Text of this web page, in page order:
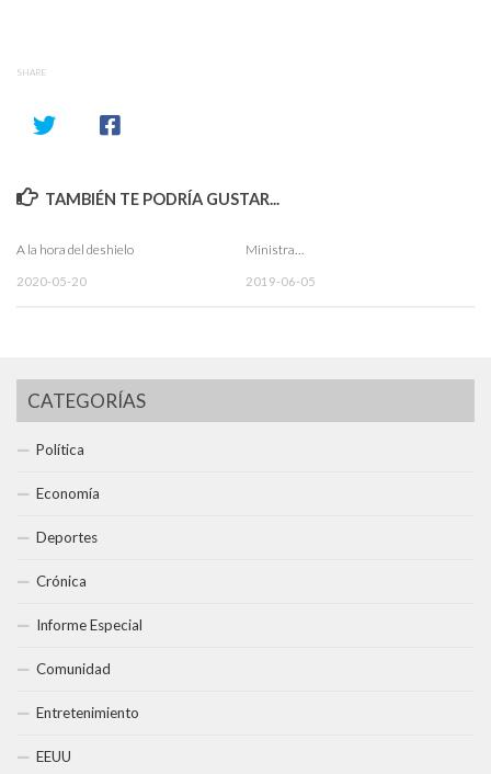
SHARE
TAMBIÉN TE PODRÍA GUSTAR...
A la hora del deshielo
2020-05-20
Ministra…
2019-06-05
CATEGORÍAS
Política
Economía
Deportes
Crónica
Informe Especial
Comunidad
Entretenimiento
EEUU